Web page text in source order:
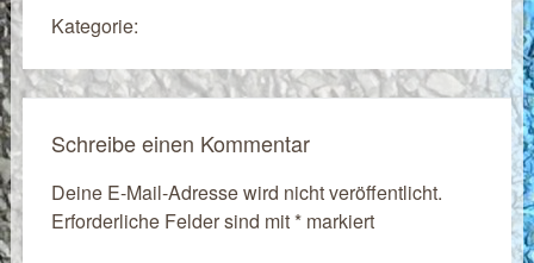
Kategorie:
Schreibe einen Kommentar
Deine E-Mail-Adresse wird nicht veröffentlicht.
Erforderliche Felder sind mit*markiert